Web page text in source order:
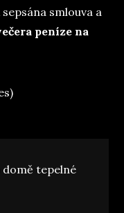
smlouva a
peníze na
domě tepelné